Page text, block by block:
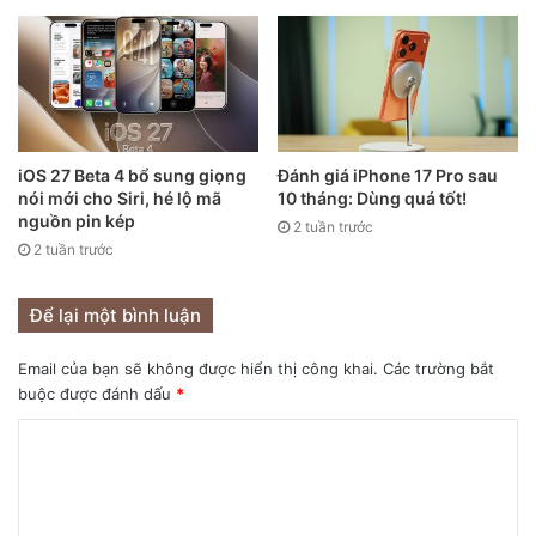
hỗ trợ D2D khác để nhận được hỗ trợ khẩn cấp, công việc
của thiết bị là đưa người dùng đến một nơi có nhiều người
hơn và nhiều thiết bị hơn.
iOS 27 Beta 4 bổ sung giọng
nói mới cho Siri, hé lộ mã
nguồn pin kép
2 tuần trước
Đánh giá iPhone 17 Pro sau
10 tháng: Dùng quá tốt!
2 tuần trước
Để lại một bình luận
Email của bạn sẽ không được hiển thị công khai. Các trường bắt
buộc được đánh dấu *